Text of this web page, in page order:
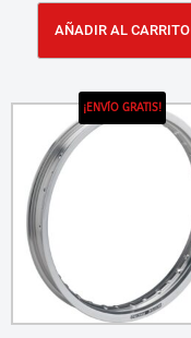
AÑADIR AL CARRITO
¡ENVÍO GRATIS!